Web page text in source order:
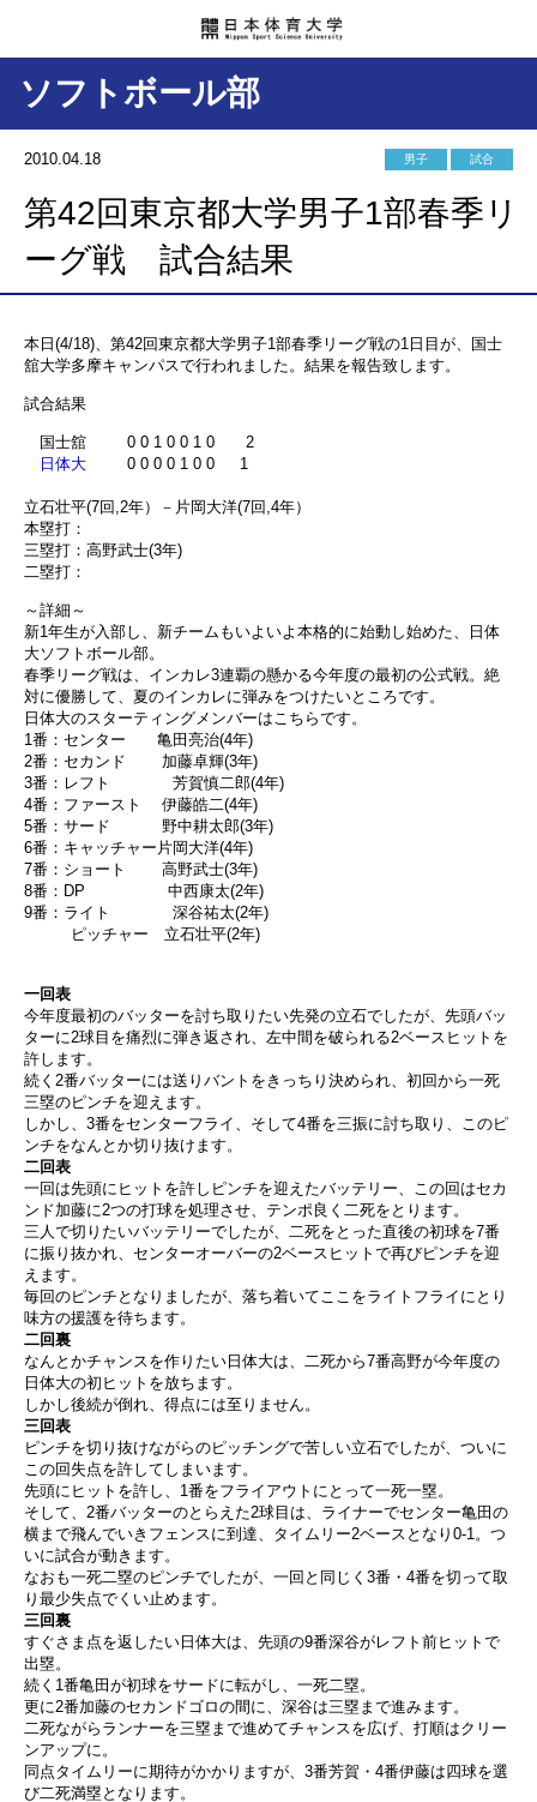
ソフトボール部
2010.04.18 男子 試合
第42回東京都大学男子1部春季リ
ーグ戦 試合結果
本日(4/18)、第42回東京都大学男子1部春季リーグ戦の1日目が、国士
舘大学多摩キャンパスで行われました。結果を報告致します。
試合結果
国士舘 0 0 1 0 0 1 0 2
日体大 0 0 0 0 1 0 0 1
立石壮平(7回,2年）－片岡大洋(7回,4年）
本塁打：
三塁打：高野武士(3年)
二塁打：
～詳細～
新1年生が入部し、新チームもいよいよ本格的に始動し始めた、日体
大ソフトボール部。
春季リーグ戦は、インカレ3連覇の懸かる今年度の最初の公式戦。絶
対に優勝して、夏のインカレに弾みをつけたいところです。
日体大のスターティングメンバーはこちらです。
1番：センター 亀田亮治(4年)
2番：セカンド 加藤卓輝(3年)
3番：レフト 芳賀慎二郎(4年)
4番：ファースト 伊藤皓二(4年)
5番：サード 野中耕太郎(3年)
6番：キャッチャー片岡大洋(4年)
7番：ショート 高野武士(3年)
8番：DP 中西康太(2年)
9番：ライト 深谷祐太(2年)
ピッチャー 立石壮平(2年)
一回表
今年度最初のバッターを討ち取りたい先発の立石でしたが、先頭バッ
ターに2球目を痛烈に弾き返され、左中間を破られる2ベースヒットを
許します。
続く2番バッターには送りバントをきっちり決められ、初回から一死
三塁のピンチを迎えます。
しかし、3番をセンターフライ、そして4番を三振に討ち取り、このピ
ンチをなんとか切り抜けます。
二回表
一回は先頭にヒットを許しピンチを迎えたバッテリー、この回はセカ
ンド加藤に2つの打球を処理させ、テンポ良く二死をとります。
三人で切りたいバッテリーでしたが、二死をとった直後の初球を7番
に振り抜かれ、センターオーバーの2ベースヒットで再びピンチを迎
えます。
毎回のピンチとなりましたが、落ち着いてここをライトフライにとり
味方の援護を待ちます。
二回裏
なんとかチャンスを作りたい日体大は、二死から7番高野が今年度の
日体大の初ヒットを放ちます。
しかし後続が倒れ、得点には至りません。
三回表
ピンチを切り抜けながらのピッチングで苦しい立石でしたが、ついに
この回失点を許してしまいます。
先頭にヒットを許し、1番をフライアウトにとって一死一塁。
そして、2番バッターのとらえた2球目は、ライナーでセンター亀田の
横まで飛んでいきフェンスに到達、タイムリー2ベースとなり0-1。つ
いに試合が動きます。
なおも一死二塁のピンチでしたが、一回と同じく3番・4番を切って取
り最少失点でくい止めます。
三回裏
すぐさま点を返したい日体大は、先頭の9番深谷がレフト前ヒットで
出塁。
続く1番亀田が初球をサードに転がし、一死二塁。
更に2番加藤のセカンドゴロの間に、深谷は三塁まで進みます。
二死ながらランナーを三塁まで進めてチャンスを広げ、打順はクリー
ンアップに。
同点タイムリーに期待がかかりますが、3番芳賀・4番伊藤は四球を選
び二死満塁となります。